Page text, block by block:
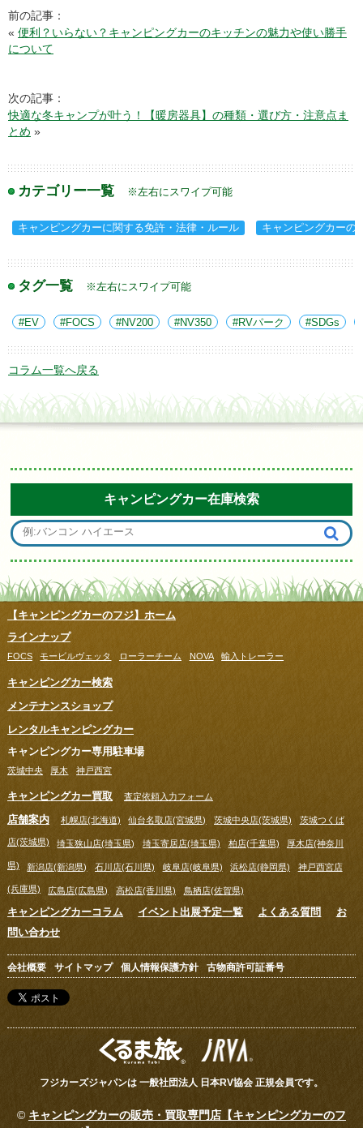
前の記事：
« 便利？いらない？キャンピングカーのキッチンの魅力や使い勝手
について
次の記事：
快適な冬キャンプが叶う！【暖房器具】の種類・選び方・注意点ま
とめ »
カテゴリー一覧 ※左右にスワイプ可能
キャンピングカーに関する免許・法律・ルール キャンピングカーの
タグ一覧 ※左右にスワイプ可能
EV FOCS NV200 NV350 RVパーク SDGs
コラム一覧へ戻る
キャンピングカー在庫検索
【キャンピングカーのフジ】ホーム
ラインナップ
FOCS モービルヴェッタ ローラーチーム NOVA 輸入トレーラー
キャンピングカー検索
メンテナンスショップ
レンタルキャンピングカー
キャンピングカー専用駐車場
茨城中央 厚木 神戸西宮
キャンピングカー買取 査定依頼入力フォーム
店舗案内 札幌店(北海道) 仙台名取店(宮城県) 茨城中央店(茨城県) 茨城つくば
店(茨城県) 埼玉狭山店(埼玉県) 埼玉寄居店(埼玉県) 柏店(千葉県) 厚木店(神奈川
県) 新潟店(新潟県) 石川店(石川県) 岐阜店(岐阜県) 浜松店(静岡県) 神戸西宮店
(兵庫県) 広島店(広島県) 高松店(香川県) 鳥栖店(佐賀県)
キャンピングカーコラム イベント出展予定一覧 よくある質問
お
問い合わせ
会社概要 サイトマップ 個人情報保護方針 古物商許可証番号
フジカーズジャパンは 一般社団法人 日本RV協会 正規会員です。
© キャンピングカーの販売・買取専門店【キャンピングカーのフ